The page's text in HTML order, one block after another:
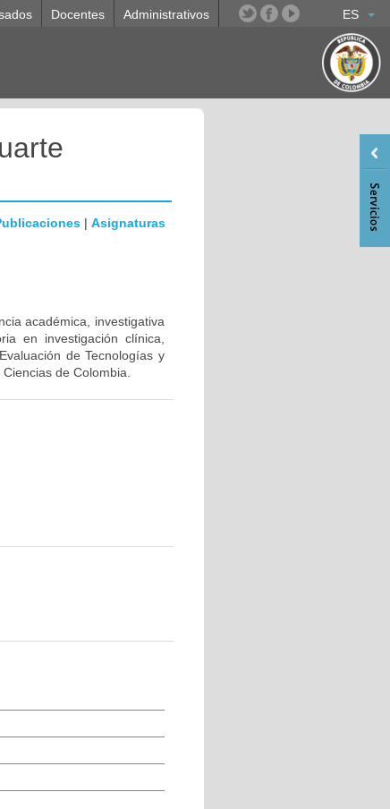
ES
Docentes Administrativos
| Asignaturas
académica, investigativa
en investigación clínica,
de Tecnologías y
de Colombia.